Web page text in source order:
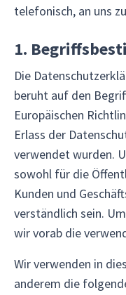
telefonisch, an uns
1.
Die
beruht auf den
Europäischen
Erlass der
verwendet wurden.
sowohl für die
Kunden und
verständlich sein.
wir vorab die
Wir verwenden in
anderem die